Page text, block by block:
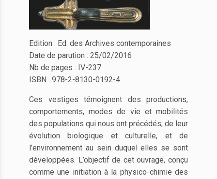
Edition : Ed. des Archives contemporaines
Date de parution : 25/02/2016
Nb de pages : IV-237
ISBN : 978-2-8130-0192-4
Ces vestiges témoignent des productions,
comportements, modes de vie et mobilités
des populations qui nous ont précédés, de leur
évolution biologique et culturelle, et de
l’environnement au sein duquel elles se sont
développées. L’objectif de cet ouvrage, conçu
comme une initiation à la physico-chimie des